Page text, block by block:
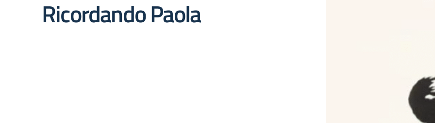
Ricordando Paola